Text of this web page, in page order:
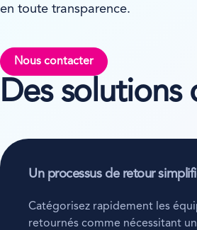
en toute transparence.
Nous contacter
Des solutions
Un processus de retour
Catégorisez rapidement les
retournés comme nécessitant